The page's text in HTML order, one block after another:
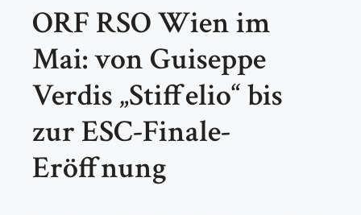
ORF RSO Wien im
Mai: von Guiseppe
Verdis „Stiffelio“ bis
zur ESC-Finale-
Eröffnung